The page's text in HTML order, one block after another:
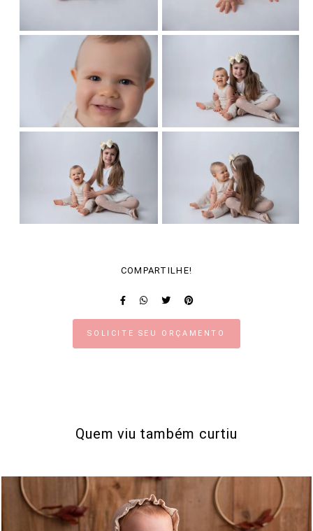
COMPARTILHE!
SOLICITE SEU ORÇAMENTO
Quem viu também curtiu